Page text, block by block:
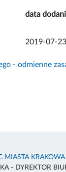
data
2019-07-
- odmienne
MIASTA KRAKOWA
- DYREKTOR